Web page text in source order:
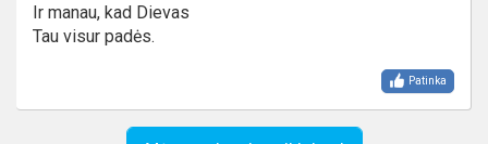
Ir manau, kad Dievas
Tau visur padės.
Patinka